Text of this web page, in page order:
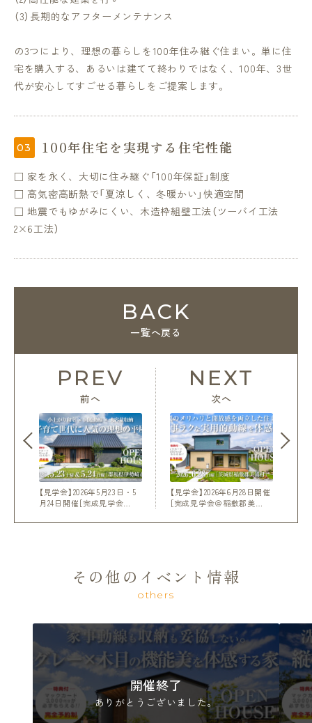
（3）長期的なアフターメンテナンス
の3つにより、理想の暮らしを100年住み継ぐ住まい。単に住
宅を購入する、あるいは建てて終わりではなく、100年、3世
代が安心してすごせる暮らしをご提案します。
100年住宅を実現する住宅性能
□ 家を永く、大切に住み継ぐ「100年保証」制度
□ 高気密高断熱で「夏涼しく、冬暖かい」快適空間
□ 地震でもゆがみにくい、木造枠組壁工法（ツーバイ工法
2×6工法）
PREV
前へ
【見学会】2026年5月23日・5
月24日開催［完成見学会…
BACK
一覧へ戻る
【見学会】2026年6月28日開催
［完成見学会＠稲敷郡美…
NEXT
次へ
その他のイベント情報
others
開催終了
ありがとうございました。